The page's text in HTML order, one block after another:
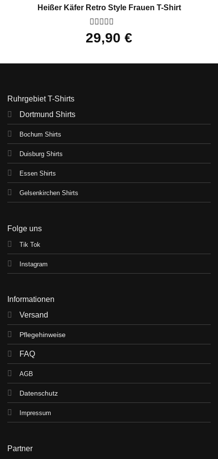
Heißer Käfer Retro Style Frauen T-Shirt
Bewertet
mit
5
29,90 €
Ruhrgebiet T-Shirts
Dortmund Shirts
Bochum Shirts
Duisburg Shirts
Essen Shirts
Gelsenkirchen Shirts
Folge uns
Tik Tok
Instagram
Informationen
Versand
Pflegehinweise
FAQ
AGB
Datenschutz
Impressum
Partner